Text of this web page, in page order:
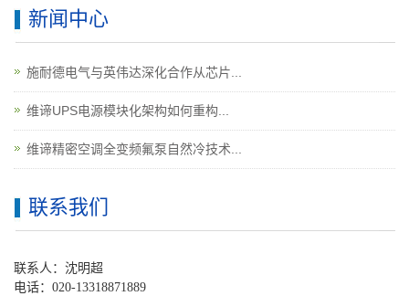
新闻中心
施耐德电气与英伟达深化合作从芯片...
维谛UPS电源模块化架构如何重构...
维谛精密空调全变频氟泵自然冷技术...
联系我们
联系人：沈明超
电话：020-13318871889